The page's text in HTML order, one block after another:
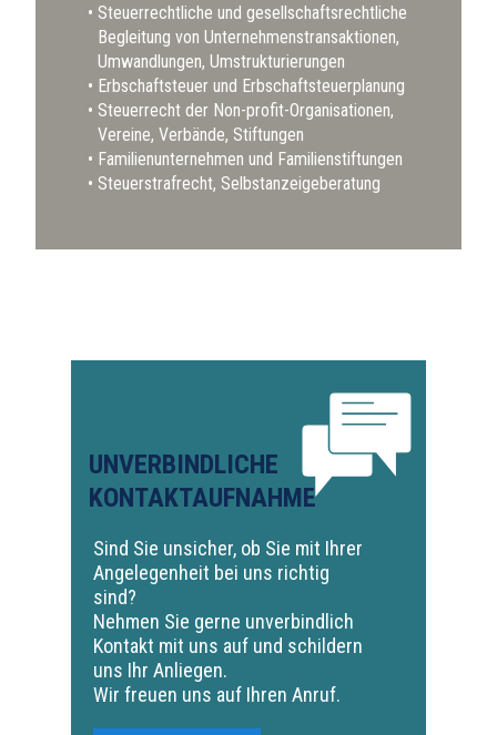
Steuerrechtliche und gesellschaftsrechtliche
Begleitung von Unternehmenstransaktionen,
Umwandlungen, Umstrukturierungen
Erbschaftsteuer und Erbschaftsteuerplanung
Steuerrecht der Non-profit-Organisationen,
Vereine, Verbände, Stiftungen
Familienunternehmen und Familienstiftungen
Steuerstrafrecht, Selbstanzeigeberatung
UNVERBINDLICHE
KONTAKTAUFNAHME
Sind Sie unsicher, ob Sie mit Ihrer
Angelegenheit bei uns richtig
sind?
Nehmen Sie gerne unverbindlich
Kontakt mit uns auf und schildern
uns Ihr Anliegen.
Wir freuen uns auf Ihren Anruf.